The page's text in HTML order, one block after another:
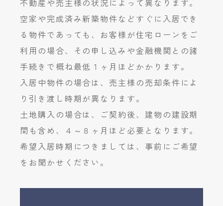
空家や完成済み新築物件などすぐに入居でき
る物件であっても、お客様が住宅ローンをご
利用の場合、その申し込みや金融機関との諸
手続きで概ね最低１ヶ月ほどかかります。
入居中物件の場合は、売主様の売却条件によ
り引き渡し時期が異なります。
土地購入の場合は、ご契約後、建物の建設期
間も含め、４～８ヶ月ほど必要となります。
希望入居時期につきましては、事前にご希望
をお聞かせください。